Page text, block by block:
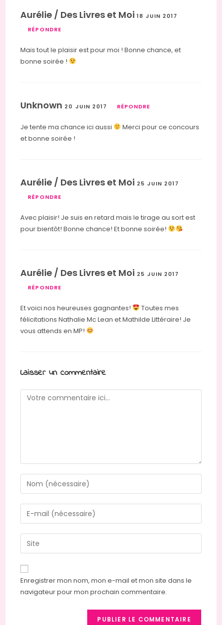
Aurélie / Des Livres et Moi18 JUIN 2017
RÉPONDRE
Mais tout le plaisir est pour moi ! Bonne chance, et
bonne soirée !
Unknown 20 JUIN 2017 RÉPONDRE
Je tente ma chance ici aussi
Merci pour ce concours
et bonne soirée !
Aurélie / Des Livres et Moi 25 JUIN 2017
RÉPONDRE
Avec plaisir! Je suis en retard mais le tirage au sort est
pour bientôt! Bonne chance! Et bonne soirée!
Aurélie / Des Livres et Moi 25 JUIN 2017
RÉPONDRE
Et voici nos heureuses gagnantes!
Toutes mes
félicitations Nathalie Mc Lean et Mathilde Littéraire! Je
vous attends en MP!
Laisser un commentaire
Comment
Enter
your
name
or
to
comment
Enter
your
email
address
comment
Saisir
l’URL
de
votre
site
Enregistrer mon nom, mon e-mail et mon site dans le
navigateur pour mon prochain commentaire.